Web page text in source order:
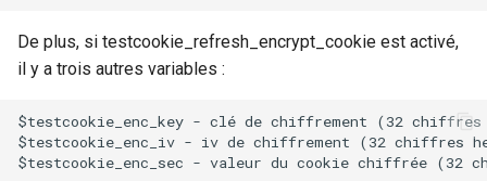
De plus, si testcookie_refresh_encrypt_cookie est activé,
il y a trois autres variables :
$testcookie_enc_key - clé de chiffrement (32 chiffres
$testcookie_enc_iv - iv de chiffrement (32 chiffres